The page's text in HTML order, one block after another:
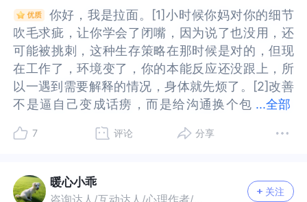
协调非常敏感。就如题主所写，工作上不喜欢跟人
解释，导致沟通不畅…我们可以回想童年，和母亲
的关系中是否体验到一些矛盾的情景，被爱的同时
也感受到被伤害？比如当你想和母亲靠近，建立一
种关系或者提出一个想法和需求时，她的回应是积
极的，鼓励的？还是严肃的，拒绝的？当孩子经常
收到负面回应，就会产生强烈的挫败感和被忽略
感，这种体验让我们慢慢地放弃了自己在情感方面
绝对服从来与母亲结成一种紧密关系。就如题主所
写，我觉得他们不会在意我说的话…我们不难发
敏感。就如题主所写，工作上不喜欢跟人解释，导
致沟通不畅…我们可以回想童年，和母亲的关系中
是否体验到一些矛盾的情景，被爱的同时也感受到
被伤害？比如当你想和母亲靠近，建立一种关系或
者提出一个想法和需求时，她的回应是积极的，鼓
励的？还是严肃的，拒绝的？当孩子经常收到负面
回应，就会产生强烈的挫败感和被忽略感，这种体
验让我们慢慢地放弃了自己在情感方面的成长需
来与母亲结成一种紧密关系。就如题主所写，我觉
得他们不会在意我说的话…我们不难发现，遭受过
...全部
你好，我是拉面。[1]小时候你妈对你的细节
吹毛求疵，让你学会了闭嘴，因为说了也没用，还
可能被挑刺，这种生存策略在那时候是对的，但现
在工作了，环境变了，你的本能反应还没跟上，所
以一遇到需要解释的情况，身体就先烦了。[2]改善
不是逼自己变成话痨，而是给沟通换个包
了"证明自己"，其实可以改成"扔个信息过去"，不需
就行，比如"这个部分我按A方案做的，你有别的想
法随时说"，说完就撤，不期待反馈，压力就小了。
吹毛求疵，让你学会了闭嘴，因为说了也没用，还
可能被挑刺，这种生存策略在那时候是对的，但现
在工作了，环境变了，你的本能反应还没跟上，所
以一遇到需要解释的情况，身体就先烦了。[2]改善
不是逼自己变成话痨，而是给沟通换个包装，你现
己"，其实可以改成"扔个信息过去"，不需要对方回
如"这个部分我按A方案做的，你有别的想法随时
说"，说完就撤，不期待反馈，压力就小了。[3]遇到
7 评论 分享
暖心小乖
关注